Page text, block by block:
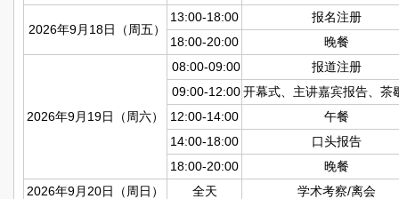
2026年9月18日（周五）
13:00-18:00
报名注册
18:00-20:00
晚餐
2026年9月19日（周六）
08:00-09:00
报道注册
09:00-12:00开幕式、主讲嘉宾报告、茶
12:00-14:00
午餐
14:00-18:00
口头报告
18:00-20:00
晚餐
2026年9月20日（周日）
全天 学术考察/离会